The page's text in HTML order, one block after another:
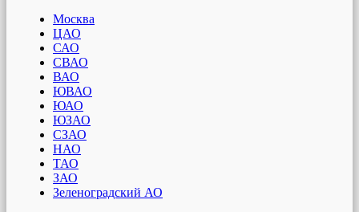
Москва
ЦАО
САО
СВАО
ВАО
ЮВАО
ЮАО
ЮЗАО
СЗАО
НАО
ТАО
ЗАО
Зеленоградский АО